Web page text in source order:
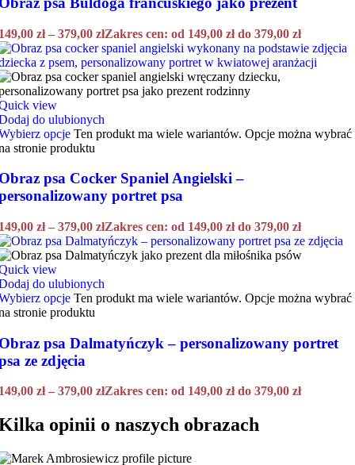
zł – 379,00 złZakres cen: od 149,00 zł do 379,00 zł
view
do ulubionych
opcje Ten produkt ma wiele wariantów. Opcje można wybrać
stronie produktu
psa Cocker Spaniel Angielski –
portret psa
zł – 379,00 złZakres cen: od 149,00 zł do 379,00 zł
view
do ulubionych
opcje Ten produkt ma wiele wariantów. Opcje można wybrać
stronie produktu
psa Dalmatyńczyk – personalizowany portret
ze zdjęcia
zł – 379,00 złZakres cen: od 149,00 zł do 379,00 zł
opinii o naszych obrazach